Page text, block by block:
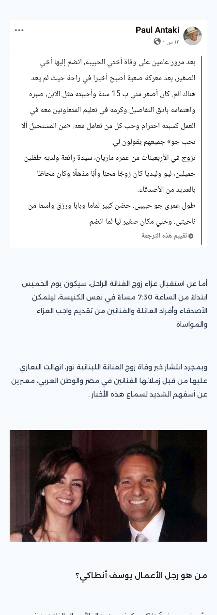
أما عن استقبال عزاء زوج الفنانة الراحل، سيكون يوم الخميس
ابتداءً من الساعة 7:30 مساءً في نفس الكنيسة، ليتمكن
الأصدقاء وأفراد العائلة والفنانين من تقديم واجب العزاء
والمواساة
وبمجرد انتشار خبر وفاة زوج الفنانة اللبنانية نور، انهالت التعازي
عليها من قبل زملائها الفنانين في مصر والوطن العربي، معبرين
عن أسفهم الشديد لسماع هذه الأخبار .
من هو رجل الأعمال يوسف أنطاكي؟